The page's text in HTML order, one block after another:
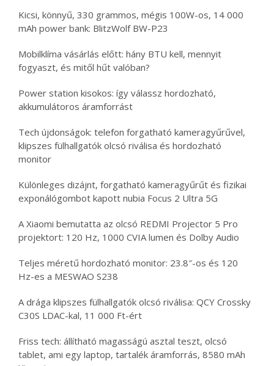
Kicsi, könnyű, 330 grammos, mégis 100W-os, 14 000
mAh power bank: BlitzWolf BW-P23
Mobilklíma vásárlás előtt: hány BTU kell, mennyit
fogyaszt, és mitől hűt valóban?
Power station kisokos: így válassz hordozható,
akkumulátoros áramforrást
Tech újdonságok: telefon forgatható kameragyűrűvel,
klipszes fülhallgatók olcsó riválisa és hordozható
monitor
Különleges dizájnt, forgatható kameragyűrűt és fizikai
exponálógombot kapott nubia Focus 2 Ultra 5G
A Xiaomi bemutatta az olcsó REDMI Projector 5 Pro
projektort: 120 Hz, 1000 CVIA lumen és Dolby Audio
Teljes méretű hordozható monitor: 23.8″-os és 120
Hz-es a MESWAO S238
A drága klipszes fülhallgatók olcsó riválisa: QCY Crossky
C30S LDAC-kal, 11 000 Ft-ért
Friss tech: állítható magasságú asztal teszt, olcsó
tablet, ami egy laptop, tartalék áramforrás, 8580 mAh